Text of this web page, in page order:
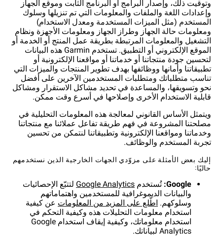
وتوقيت ذلك، وإصدار البرامج أو البرنامج الثابت وموقع الجهاز
وإعدادات اللغة والملفات والمعلومات التي تم تنزيلها وسلوك
المستخدم (مثل الميزات المستخدمة ومعدل الاستخدام)
ومعلومات حالة الجهاز وطراز الجهاز ومعلومات الأجهزة ونظام
التشغيل والمعلومات المرتبطة بطريقة عمل المنتج أو الخدمة أو
الموقع الإلكتروني أو التطبيق. تستخدم Garmin هذه البيانات
لتحسين جودة منتجاتنا أو خدماتنا أو مواقعنا الإلكترونية أو
تطبيقاتنا وأمانها ووظائفها بهدف تطوير المنتجات والميزات التي
تناسب متطلباتك ومتطلبات المستخدمين الآخرين على أفضل
نحو وتسويقها، والمساعدة في تحديد مشاكل الاستقرار ومشاكل
قابلية الاستخدام الأخرى وإصلاحها في أسرع وقت ممكن.
ويتمثل الأساس القانوني لمعالجة هذه المعلومات التحليلية في
مصلحتنا المشروعة في فهم طريقة تفاعل عملائنا مع منتجاتنا
وخدماتنا ومواقعنا الإلكترونية وتطبيقاتنا لنتمكن من تحسين
تجربة المستخدم والوظائف.
إليك بعض الأمثلة على مزوّدي الجهات الخارجية الذين نستخدمهم
حاليًا:
تُستخدم
لتتبّع الإحصائيات
والبيانات الديموغرافية للمستخدمين واهتماماتهم
وسلوكهم. اطّلع على المزيد من المعلومات عن كيفية
استخدام معلومات التحليلات هذه وكيفية التحكم في
استخدام معلوماتك، وكيفية إيقاف استخدام Google
Analytics لبياناتك.